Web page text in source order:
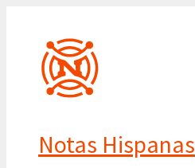
contenido
Notas Hispanas